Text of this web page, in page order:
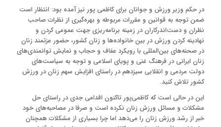
در حکم وزیر ورزش و جوانان برای کاظمی پور نیز آمده بود: انتظار است
ضمن توجه به قوانین و مقررات مربوطه و بهره‌گیری از نظرات صاحب
نظران و دست‌اندرکاران در زمینه برنامه‌ریزی جهت عمومی کردن و
نهادینه کردن ورزش در بین خانواده‌ها و زنان کشور، حضور عزتمند زنان
در صحنه‌های بین‌المللی با رویکرد عفاف و حجاب و نمایش توانمندی‌های
زنان ایرانی در فرهنگ غنی و پویای اسلامی و توجه به سیاست‌های
دولت مردمی و انقلابی سیزدهم در راستای افزایش سهم زنان در ورزش
کشور تلاش کنید.
این در حالی است که کاظمی‌پور تاکنون اقدامی جدی در راستای حل
مشکلات و مسائل ورزش زنان نکرده است و صرفا در مصاحبه‌های خود
خبر از رشد ورزش زنان را می‌دهد اما چرا بسیاری از مشکلات همچنان